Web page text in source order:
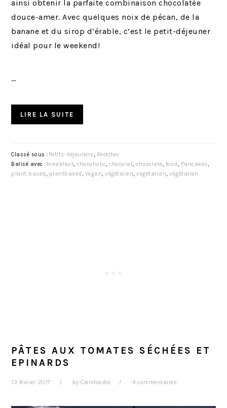
ainsi obtenir la parfaite combinaison chocolatée
douce-amer. Avec quelques noix de pécan, de la
banane et du sirop d’érable, c’est le petit-déjeuner
idéal pour le weekend!
…
LIRE LA SUITE
Classé sous : Petits-déjeuners, Recettes
Balisé avec : breakfast,chocoholic,chocolat,chocolate, food , Pancakes,
plant based , plantbased , Vegan,végétalien,vegetarian,végétarien
PÂTES AUX TOMATES SÉCHÉES ET
EPINARDS
13 février 2017 byClemfoodie 4 commentaires